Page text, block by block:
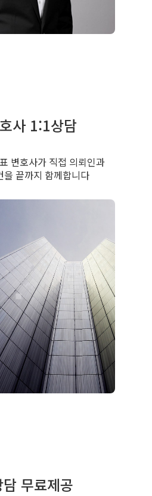
사 1:1상담
변호사가 직접 의뢰인과
을 끝까지 함께합니다
무료제공